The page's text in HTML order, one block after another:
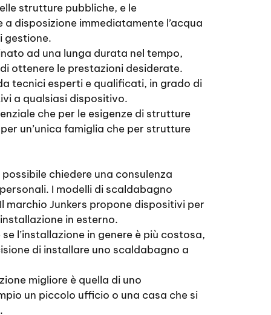
strutture pubbliche, e le
disposizione immediatamente l’acqua
gestione.
ad una lunga durata nel tempo,
ottenere le prestazioni desiderate.
tecnici esperti e qualificati, in grado di
a qualsiasi dispositivo.
che per le esigenze di strutture
un’unica famiglia che per strutture
possibile chiedere una consulenza
I modelli di scaldabagno
marchio Junkers propone dispositivi per
in esterno.
l’installazione in genere è più costosa,
di installare uno scaldabagno a
migliore è quella di uno
un piccolo ufficio o una casa che si